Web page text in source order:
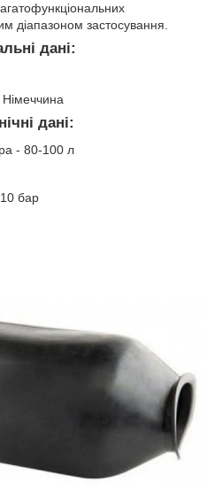
діапазоном застосування.
дані:
дані:
- 80-100 л
бар